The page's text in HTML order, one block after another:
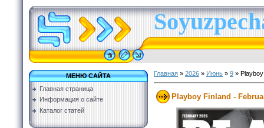
МЕНЮ САЙТА
Главная страница
Информация о сайте
Каталог статей
Главная » 2026 » Июнь » 9 »
Playboy Finland -